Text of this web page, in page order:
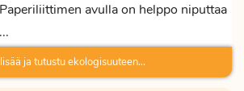
Paperiliittimen avulla on helppo niputtaa
kansioon. Paperiklemmari pitää asiakirjat
hyvässä järjestyksessä.
...
ja tutustu ekologisuuteen...